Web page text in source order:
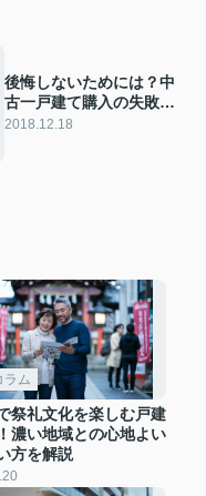
後悔しないためには？中
古一戸建て購入の失敗例3
選
2018.12.18
ラム
祭礼文化を楽しむ戸建
濃い地域との心地よい
方を解説